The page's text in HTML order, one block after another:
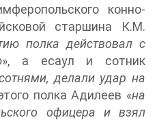
конно-
старшина К.М.
полка действовал с
», а есаул и сотник
делали удар на
полка Адилеев «на
офицера и взял